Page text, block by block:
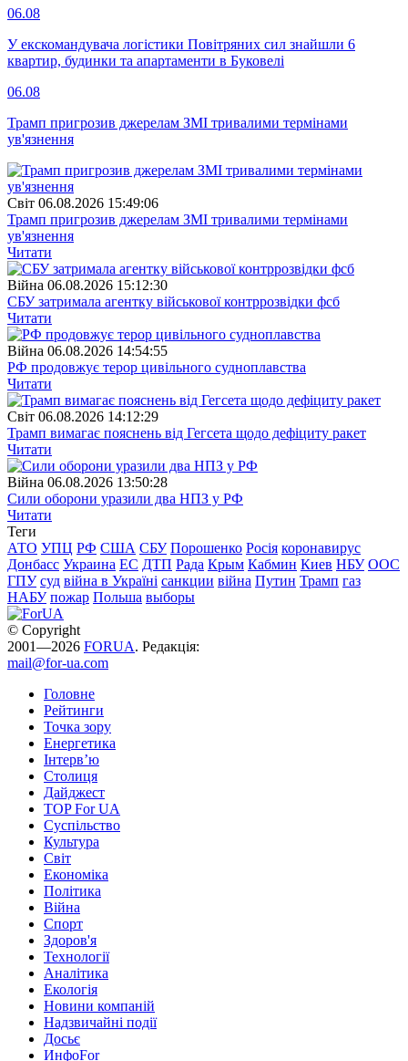
06.08
У екскомандувача логістики Повітряних сил знайшли 6
квартир, будинки та апартаменти в Буковелі
06.08
Трамп пригрозив джерелам ЗМІ тривалими термінами
ув'язнення
Свiт 06.08.2026 15:49:06
Трамп пригрозив джерелам ЗМІ тривалими термінами
ув'язнення
Читати
Війна 06.08.2026 15:12:30
СБУ затримала агентку військової контррозвідки фсб
Читати
Війна 06.08.2026 14:54:55
РФ продовжує терор цивільного судноплавства
Читати
Свiт 06.08.2026 14:12:29
Трамп вимагає пояснень від Гегсета щодо дефіциту ракет
Читати
Війна 06.08.2026 13:50:28
Сили оборони уразили два НПЗ у РФ
Читати
Теги
АТО УПЦ РФ США СБУ Порошенко Росія коронавирус
Донбасс Украина ЕС ДТП Рада Крым Кабмин Киев НБУ ООС
ГПУ суд війна в Україні санкции війна Путин Трамп газ
НАБУ пожар Польша выборы
© Copyright
2001—2026 FORUA. Редакція:
mail@for-ua.com
Головне
Рейтинги
Точка зору
Енергетика
Інтерв’ю
Столиця
Дайджест
TOP For UA
Суспiльство
Культура
Світ
Економіка
Політика
Війна
Спорт
Здоров'я
Технології
Аналітика
Екологія
Новини компаній
Надзвичайні події
Досьє
ИнфоFor